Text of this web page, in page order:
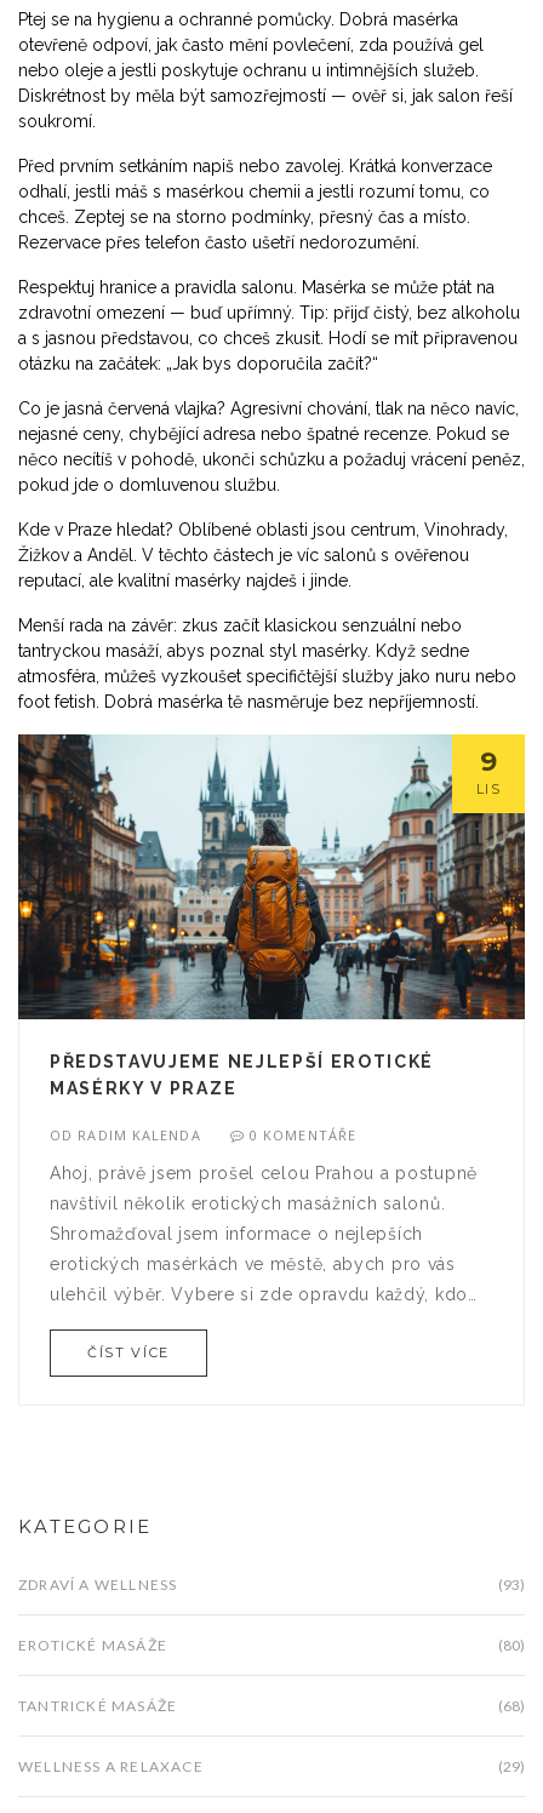
Ptej se na hygienu a ochranné pomůcky. Dobrá masérka
otevřeně odpoví, jak často mění povlečení, zda používá gel
nebo oleje a jestli poskytuje ochranu u intimnějších služeb.
Diskrétnost by měla být samozřejmostí — ověř si, jak salon řeší
soukromí.
Před prvním setkáním napiš nebo zavolej. Krátká konverzace
odhalí, jestli máš s masérkou chemii a jestli rozumí tomu, co
chceš. Zeptej se na storno podmínky, přesný čas a místo.
Rezervace přes telefon často ušetří nedorozumění.
Respektuj hranice a pravidla salonu. Masérka se může ptát na
zdravotní omezení — buď upřímný. Tip: přijď čistý, bez alkoholu
a s jasnou představou, co chceš zkusit. Hodí se mít připravenou
otázku na začátek: „Jak bys doporučila začít?“
Co je jasná červená vlajka? Agresivní chování, tlak na něco navíc,
nejasné ceny, chybějící adresa nebo špatné recenze. Pokud se
něco necítíš v pohodě, ukonči schůzku a požaduj vrácení peněz,
pokud jde o domluvenou službu.
Kde v Praze hledat? Oblíbené oblasti jsou centrum, Vinohrady,
Žižkov a Anděl. V těchto částech je víc salonů s ověřenou
reputací, ale kvalitní masérky najdeš i jinde.
Menší rada na závěr: zkus začít klasickou senzuální nebo
tantryckou masáží, abys poznal styl masérky. Když sedne
atmosféra, můžeš vyzkoušet specifičtější služby jako nuru nebo
foot fetish. Dobrá masérka tě nasměruje bez nepříjemností.
9
LIS
PŘEDSTAVUJEME NEJLEPŠÍ EROTICKÉ
MASÉRKY V PRAZE
OD RADIM KALENDA 0 KOMENTÁŘE
Ahoj, právě jsem prošel celou Prahou a postupně
navštívil několik erotických masážních salonů.
Shromažďoval jsem informace o nejlepších
erotických masérkách ve městě, abych pro vás
ulehčil výběr. Vybere si zde opravdu každý, kdo
podtónem. Sledujte můj blog, kde se dozvíte vše
ČÍST VÍCE
KATEGORIE
ZDRAVÍ A WELLNESS (93)
EROTICKÉ MASÁŽE (80)
TANTRICKÉ MASÁŽE (68)
WELLNESS A RELAXACE (29)